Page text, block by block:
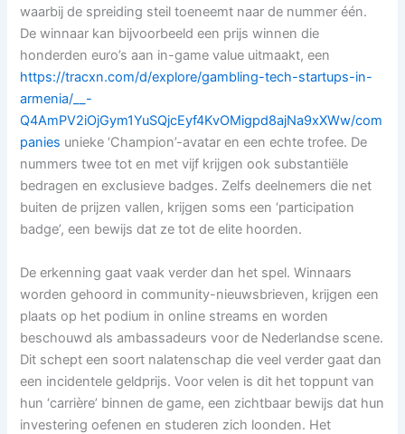
waarbij de spreiding steil toeneemt naar de nummer één.
De winnaar kan bijvoorbeeld een prijs winnen die
honderden euro’s aan in-game value uitmaakt, een
https://tracxn.com/d/explore/gambling-tech-startups-in-
armenia/__-
Q4AmPV2iOjGym1YuSQjcEyf4KvOMigpd8ajNa9xXWw/com
panies unieke ‘Champion’-avatar en een echte trofee. De
nummers twee tot en met vijf krijgen ook substantiële
bedragen en exclusieve badges. Zelfs deelnemers die net
buiten de prijzen vallen, krijgen soms een ‘participation
badge’, een bewijs dat ze tot de elite hoorden.
De erkenning gaat vaak verder dan het spel. Winnaars
worden gehoord in community-nieuwsbrieven, krijgen een
plaats op het podium in online streams en worden
beschouwd als ambassadeurs voor de Nederlandse scene.
Dit schept een soort nalatenschap die veel verder gaat dan
een incidentele geldprijs. Voor velen is dit het toppunt van
hun ‘carrière’ binnen de game, een zichtbaar bewijs dat hun
investering oefenen en studeren zich loonden. Het